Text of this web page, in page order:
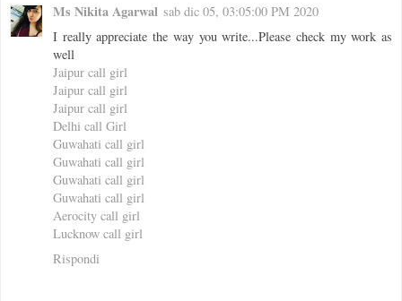
Ms Nikita Agarwal sab dic 05, 03:05:00 PM 2020
I really appreciate the way you write...Please check my work as
well
Jaipur call girl
Jaipur call girl
Jaipur call girl
Delhi call Girl
Guwahati call girl
Guwahati call girl
Guwahati call girl
Guwahati call girl
Aerocity call girl
Lucknow call girl
Rispondi